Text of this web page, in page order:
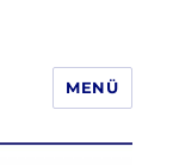
und Bild
MENÜ